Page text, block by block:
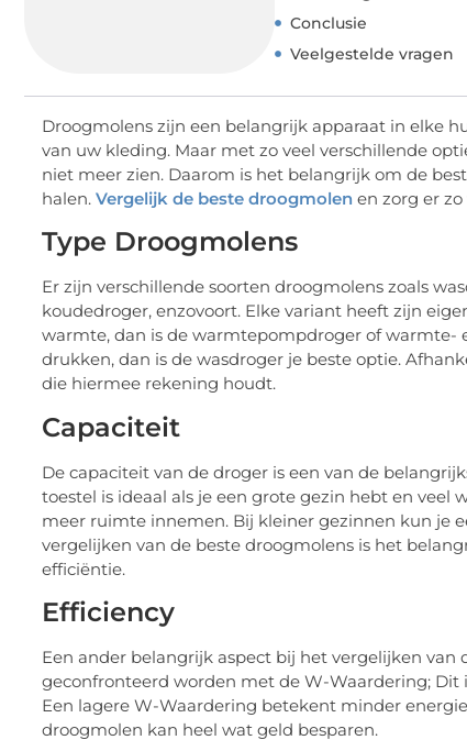
Conclusie
Veelgestelde vragen
Droogmolens zijn een belangrijk apparaat in elke
van uw kleding. Maar met zo veel verschillende
niet meer zien. Daarom is het belangrijk om de
halen. Vergelijk de beste droogmolen en zorg er
Type Droogmolens
Er zijn verschillende soorten droogmolens zoals
koudedroger, enzovoort. Elke variant heeft zijn
warmte, dan is de warmtepompdroger of warmte-
drukken, dan is de wasdroger je beste optie.
die hiermee rekening houdt.
Capaciteit
De capaciteit van de droger is een van de
toestel is ideaal als je een grote gezin hebt en
meer ruimte innemen. Bij kleiner gezinnen kun je
vergelijken van de beste droogmolens is het
efficiëntie.
Efficiency
Een ander belangrijk aspect bij het vergelijken
geconfronteerd worden met de W-Waardering; Dit
Een lagere W-Waardering betekent minder
droogmolen kan heel wat geld besparen.